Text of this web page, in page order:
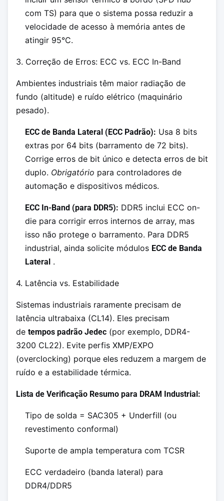
com TS) para que o sistema possa reduzir a
velocidade de acesso à memória antes de
atingir 95°C.
3. Correção de Erros: ECC vs. ECC In-Band
Ambientes industriais têm maior radiação de
fundo (altitude) e ruído elétrico (maquinário
pesado).
ECC de Banda Lateral (ECC Padrão): Usa 8 bits
extras por 64 bits (barramento de 72 bits).
Corrige erros de bit único e detecta erros de bit
duplo. Obrigatório para controladores de
automação e dispositivos médicos.
ECC In-Band (para DDR5): DDR5 inclui ECC on-
die para corrigir erros internos de array, mas
isso não protege o barramento. Para DDR5
industrial, ainda solicite módulos ECC de Banda
Lateral .
4. Latência vs. Estabilidade
Sistemas industriais raramente precisam de
latência ultrabaixa (CL14). Eles precisam
de tempos padrão Jedec (por exemplo, DDR4-
3200 CL22). Evite perfis XMP/EXPO
(overclocking) porque eles reduzem a margem de
ruído e a estabilidade térmica.
Lista de Verificação Resumo para DRAM Industrial:
Tipo de solda = SAC305 + Underfill (ou
revestimento conformal)
Suporte de ampla temperatura com TCSR
ECC verdadeiro (banda lateral) para
DDR4/DDR5